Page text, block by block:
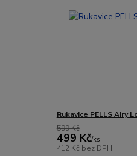
Rukavice PELLS Airy
599 Kč
499 Kč/ks
412 Kč bez DPH